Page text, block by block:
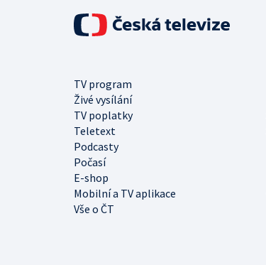
TV program
Živé vysílání
TV poplatky
Teletext
Podcasty
Počasí
E-shop
Mobilní a TV aplikace
Vše o ČT